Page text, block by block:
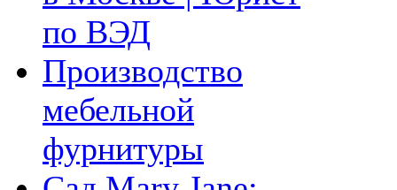
по ВЭД
Производство
мебельной
фурнитуры